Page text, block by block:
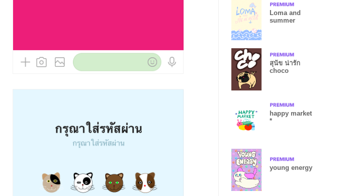
Loma and
summer
สุนัข น่ารัก
choco
happy market
*
young energy